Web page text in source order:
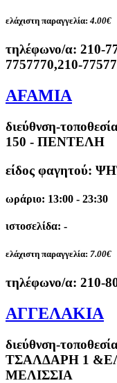
ελάχιστη παραγγελία: 4.00€
τηλέφωνο/α: 210-
7757770,210-
AFAMIA
διεύθνση-
150 - ΠΕΝΤΕΛΗ
είδος φαγητού:
ωράριο: 13:00 - 23:30
ιστοσελίδα: -
ελάχιστη παραγγελία: 7.00€
τηλέφωνο/α: 210-
ΑΓΓΕΛΑΚΙΑ
διεύθνση-
ΤΣΑΛΔΑΡΗ 1
ΜΕΛΙΣΣΙΑ